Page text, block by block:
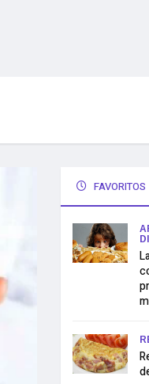
FAVORITOS